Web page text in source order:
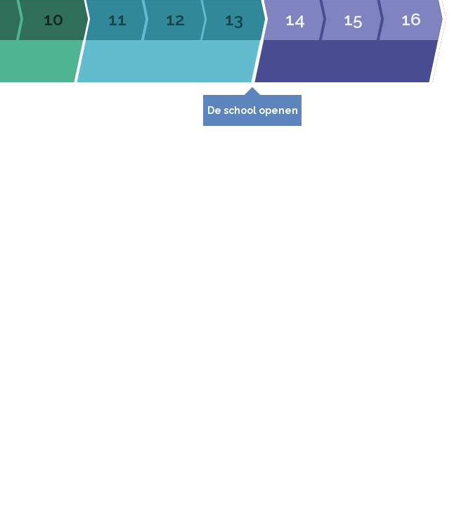
10 11 12 13
De school openen
14 15 16